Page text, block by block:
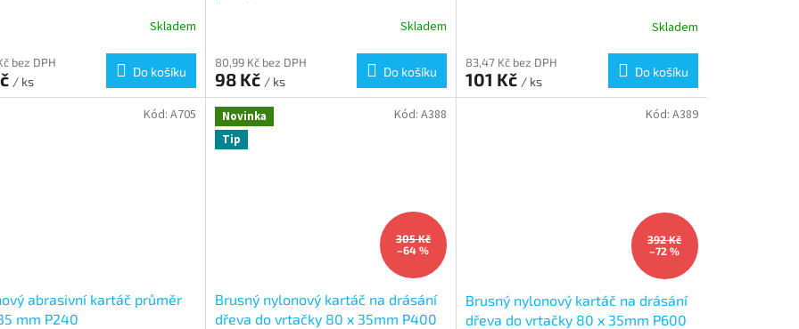
Skladem
bez DPH
/ ks
Do košíku
Skladem
80,99 Kč bez DPH
98 Kč / ks
Do košíku
Skladem
83,47 Kč bez DPH
101 Kč / ks
Do košíku
abrasivní kartáč průměr
mm P240
Kód: A705
Novinka
Tip
305 Kč
–64 %
Brusný nylonový kartáč na drásání
dřeva do vrtačky 80 x 35mm P400
Kód: A388
392 Kč
–72 %
Brusný nylonový kartáč na drásání
dřeva do vrtačky 80 x 35mm P600
Kód: A389